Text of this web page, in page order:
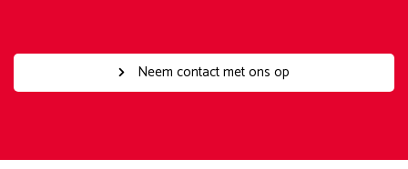
Neem contact met ons op